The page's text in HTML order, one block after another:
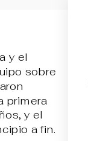
y el
sobre
primera
y el
a fin.